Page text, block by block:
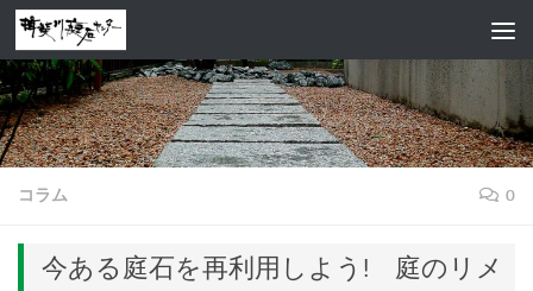
コンテンツへスキップ
コラム 0
今ある庭石を再利用しよう! 庭のリメ